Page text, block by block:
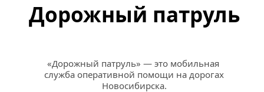
Дорожный патруль
«Дорожный патруль» — это мобильная
служба оперативной помощи на дорогах
Новосибирска.